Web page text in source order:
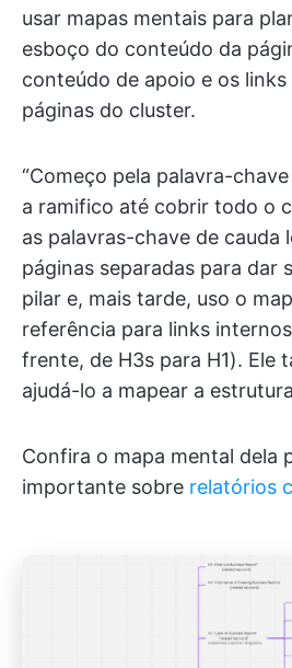
usar mapas mentais para
esboço do conteúdo da
conteúdo de apoio e os
páginas do cluster.
“Começo pela palavra-
a ramifico até cobrir todo o
as palavras-chave de cauda
páginas separadas para dar
pilar e, mais tarde, uso o
referência para links
frente, de H3s para H1). Ele
ajudá-lo a mapear a
Confira o mapa mental dela
importante sobre relatórios